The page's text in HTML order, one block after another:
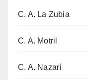
C. A. La Zubia
C. A. Motril
C. A. Nazarí